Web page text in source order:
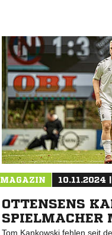
MAGAZIN 10.11.2024
OTTENSENS
SPIELMACHER
Tom Kankowski fehlen seit